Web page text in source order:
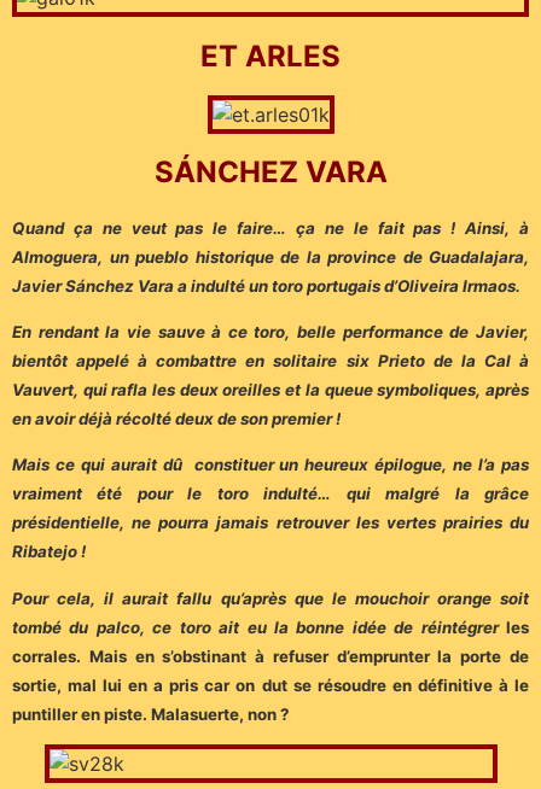
ET ARLES
SÁNCHEZ VARA
Quand ça ne veut pas le faire… ça ne le fait pas ! Ainsi, à
Almoguera, un pueblo historique de la province de Guadalajara,
Javier Sánchez Vara a indulté un toro portugais d’Oliveira Irmaos.
En rendant la vie sauve à ce toro, belle performance de Javier,
bientôt appelé à combattre en solitaire six Prieto de la Cal à
Vauvert, qui rafla les deux oreilles et la queue symboliques, après
en avoir déjà récolté deux de son premier !
Mais ce qui aurait dû constituer un heureux épilogue, ne l’a pas
vraiment été pour le toro indulté… qui malgré la grâce
présidentielle, ne pourra jamais retrouver les vertes prairies du
Ribatejo !
Pour cela, il aurait fallu qu’après que le mouchoir orange soit
tombé du palco, ce toro ait eu la bonne idée de réintégrerles
corrales. Mais en s’obstinant à refuser d’emprunter la porte de
sortie, mal lui en a pris car on dut se résoudre en définitive à le
puntiller en piste. Malasuerte, non ?